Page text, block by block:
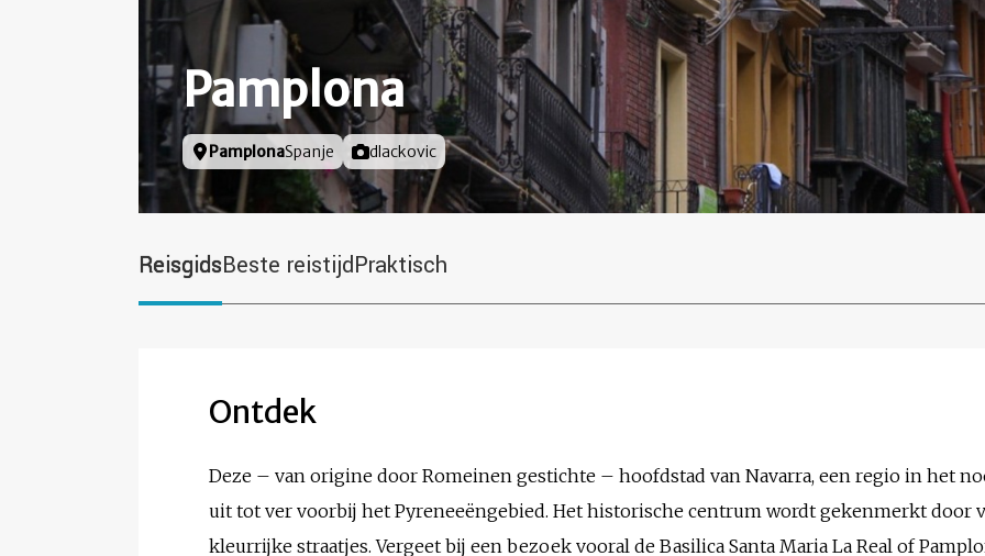
Pamplona
Locatie
PamplonaSpanje Foto door
dlackovic
ReisgidsBeste reistijdPraktisch
Ontdek
Deze – van origine door Romeinen gestichte – hoofdstad van Navarra, een regio in het
uit tot ver voorbij het Pyreneeëngebied. Het historische centrum wordt gekenmerkt door
kleurrijke straatjes. Vergeet bij een bezoek vooral de Basilica Santa Maria La Real of